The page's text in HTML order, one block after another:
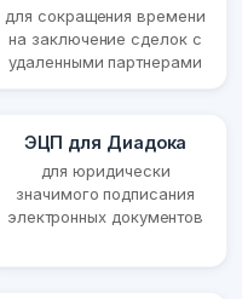
для сокращения времени
на заключение сделок с
удаленными партнерами
ЭЦП для Диадока
для юридически
значимого подписания
электронных документов